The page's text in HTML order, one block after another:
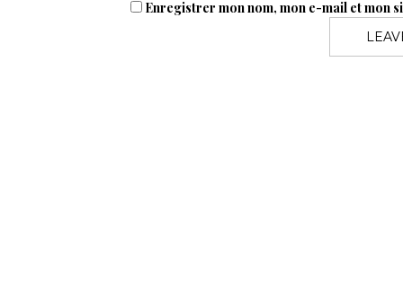
Enregistrer mon nom, mon e-mail et mon